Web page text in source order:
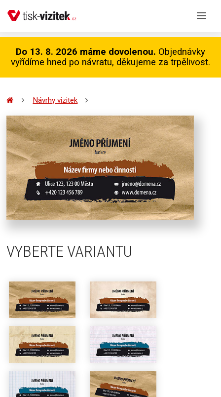
Do 13. 8. 2026 máme dovolenou. Objednávky
vyřídíme hned po návratu, děkujeme za trpělivost.
Návrhy vizitek
VYBERTE VARIANTU